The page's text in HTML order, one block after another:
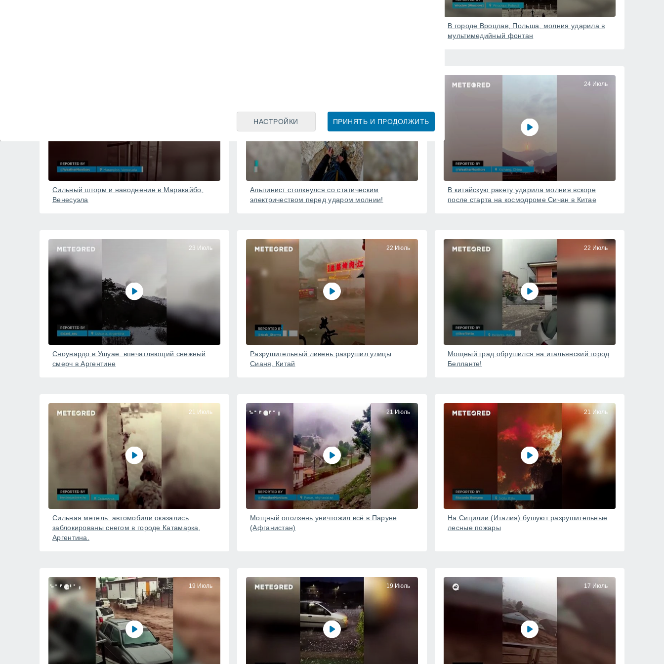
ПРИНЯТЬ И ПРОДОЛЖИТЬ
НАСТРОЙКИ
В городе Вроцлав, Польша, молния ударила в
мультимедийный фонтан
Сильный шторм и наводнение в Маракайбо,
Венесуэла
Альпинист столкнулся со статическим
электричеством перед ударом молнии!
24 Июль
В китайскую ракету ударила молния вскоре
после старта на космодроме Сичан в Китае
23 Июль
Сноунардо в Ушуае: впечатляющий снежный
смерч в Аргентине
22 Июль
Разрушительный ливень разрушил улицы
Сианя, Китай
22 Июль
Мощный град обрушился на итальянский город
Белланте!
21 Июль
Сильная метель: автомобили оказались
заблокированы снегом в городе Катамарка,
Аргентина.
21 Июль
Мощный оползень уничтожил всё в Паруне
(Афганистан)
21 Июль
На Сицилии (Италия) бушуют разрушительные
лесные пожары
19 Июль 19 Июль 17 Июль